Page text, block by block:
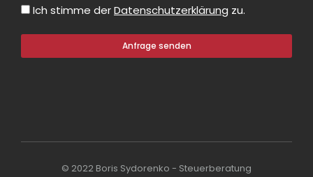
Ich stimme derDatenschutzerklärung zu.
Anfrage senden
© 2022 Boris Sydorenko - Steuerberatung